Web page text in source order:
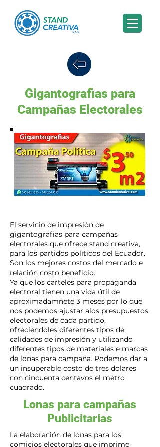
Gigantografias para
Campañas Electorales
El servicio de impresión de
gigantografias para campañas
electorales que ofrece stand creativa,
para los partidos políticos del Ecuador.
Son los mejores costos del mercado e
relación costo beneficio.
Ya que los carteles para propaganda
electoral tienen una vida útil de
aproximadamnete 3 meses por lo que
nos podemos ajustar alos presupuestos
electorales de cada partido,
ofreciendoles diferentes tipos de
calidades de impresión y utilizando
diferentes tipos de materiales e marcas
de lonas para campaña. Podemos dar a
un insuperable costo de tres dolares
con cincuenta centavos el metro
cuadrado.
Lonas para campañas
Publicitarias
La elaboración de lonas para los
comicios electorales que imprime